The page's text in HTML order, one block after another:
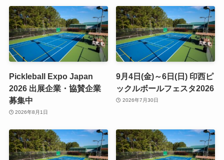
Pickleball Expo Japan
2026 出展企業・協賛企業
募集中
2026年8月1日
9月4日(金)～6日(日) 印西ピ
ックルボールフェスタ2026
2026年7月30日